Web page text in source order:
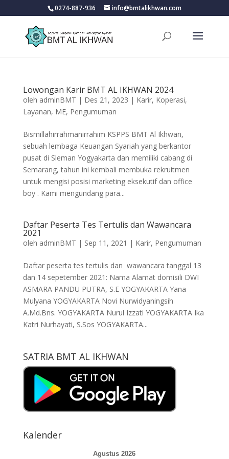
0274-887-936 info@bmtalikhwan.com
Lowongan Karir BMT AL IKHWAN 2024
oleh adminBMT | Des 21, 2023 | Karir, Koperasi,
Layanan, ME, Pengumuman
Bismillahirrahmanirrahim KSPPS BMT Al Ikhwan,
sebuah lembaga Keuangan Syariah yang berkantor
pusat di Sleman Yogyakarta dan memiliki cabang di
Semarang, tahun ini kembali membuka rekruitmen
untuk mengisi posisi marketing eksekutif dan office
boy . Kami mengundang para...
Daftar Peserta Tes Tertulis dan Wawancara
2021
oleh adminBMT | Sep 11, 2021 | Karir, Pengumuman
Daftar peserta tes tertulis dan wawancara tanggal 13
dan 14 sepetember 2021: Nama Alamat domisili DWI
ASMARA PANDU PUTRA, S.E YOGYAKARTA Yana
Mulyana YOGYAKARTA Novi Nurwidyaningsih
A.Md.Bns. YOGYAKARTA Nurul Izzati YOGYAKARTA Ika
Katri Nurhayati, S.Sos YOGYAKARTA...
SATRIA BMT AL IKHWAN
Kalender
Agustus 2026